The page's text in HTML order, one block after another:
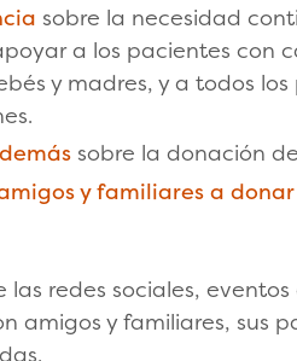
sobre la necesidad
a los pacientes con
y madres, y a todos
sobre la donación
y familiares a
las redes sociales,
amigos y familiares, sus